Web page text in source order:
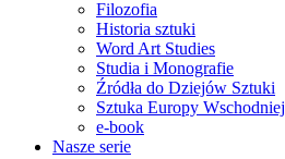
Filozofia
Historia sztuki
Word Art Studies
Studia i Monografie
Źródła do Dziejów Sztuki
Sztuka Europy Wschodniej
e-book
Nasze serie